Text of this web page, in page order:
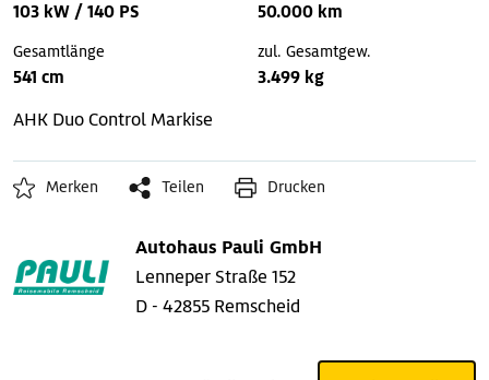
103 kW / 140 PS 50.000 km
Gesamtlänge
541 cm
zul. Gesamtgew.
3.499 kg
AHK Duo ControlMarkise
Merken Teilen Drucken
Autohaus Pauli GmbH
Lenneper Straße 152
D - 42855 Remscheid